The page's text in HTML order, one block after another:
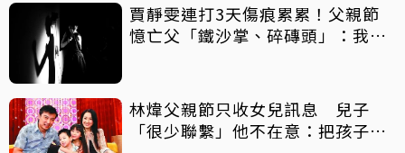
賈靜雯連打3天傷痕累累！父親節
憶亡父「鐵沙掌、碎磚頭」：我身
林煒父親節只收女兒訊息 兒子
「很少聯繫」他不在意：把孩子當